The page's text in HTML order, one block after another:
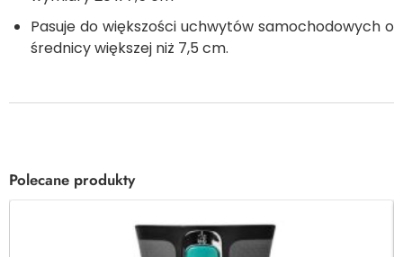
Pasuje do większości uchwytów samochodowych o
średnicy większej niż 7,5 cm.
Polecane produkty